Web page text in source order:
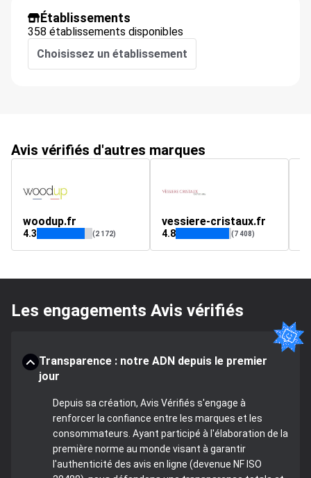
Établissements
358 établissements disponibles
Choisissez un établissement
Avis vérifiés d'autres marques
woodup.fr
4.3 (2 172)
vessiere-cristaux.fr
4.8 (7 408)
Les engagements Avis vérifiés
Transparence : notre ADN depuis le premier
jour
Depuis sa création, Avis Vérifiés s'engage à
renforcer la confiance entre les marques et les
consommateurs. Ayant participé à l'élaboration de la
première norme au monde visant à garantir
l'authenticité des avis en ligne (devenue NF ISO